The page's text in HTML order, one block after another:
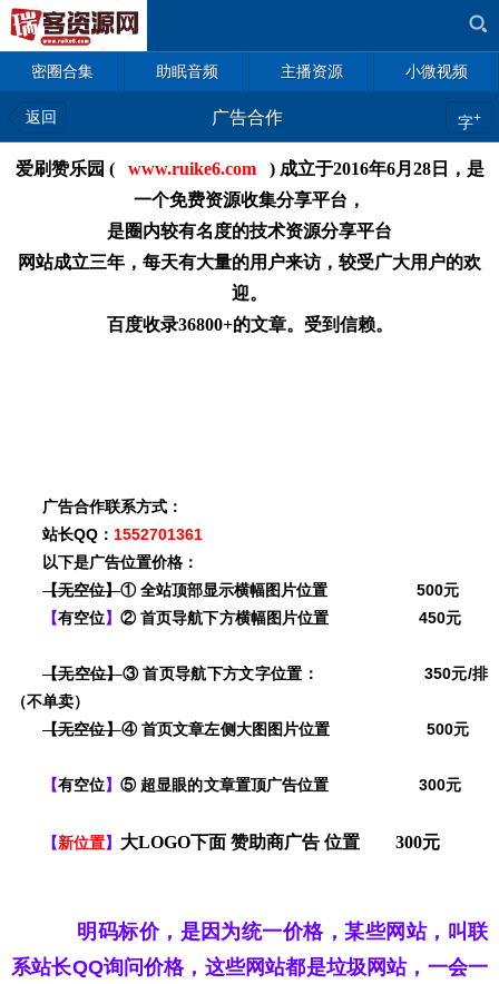
密圈合集 助眠音频 主播资源 小微视频
返回 广告合作 字+
爱刷赞乐园 ( www.ruike6.com) 成立于2016年6月28日，是
一个免费资源收集分享平台，
是圈内较有名度的技术资源分享平台
网站成立三年，每天有大量的用户来访，较受广大用户的欢
迎。
百度收录36800+的文章。受到信赖。
广告合作联系方式：
站长QQ： 1552701361
以下是广告位置价格：
【无空位】① 全站顶部显示横幅图片位置 500元
【有空位】② 首页导航下方横幅图片位置 450元
【无空位】③ 首页导航下方文字位置： 350元/排
（不单卖）
【无空位】④ 首页文章左侧大图图片位置 500元
【有空位】⑤ 超显眼的文章置顶广告位置 300元
【新位置】 大LOGO下面 赞助商广告 位置 300元
明码标价，是因为统一价格，某些网站，叫联
系站长QQ询问价格，这些网站都是垃圾网站，一会一